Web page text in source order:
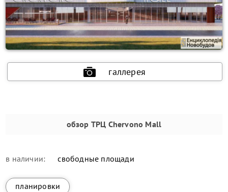
галлерея
обзор ТРЦ Chervono Mall
в наличии: свободные площади
планировки